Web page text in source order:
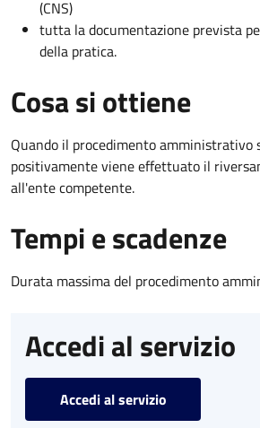
(CNS)
tutta la documentazione prevista
della pratica.
Cosa si ottiene
Quando il procedimento amministrativo
positivamente viene effettuato il
all'ente competente.
Tempi e scadenze
Durata massima del procedimento
Accedi al servizio
Accedi al servizio